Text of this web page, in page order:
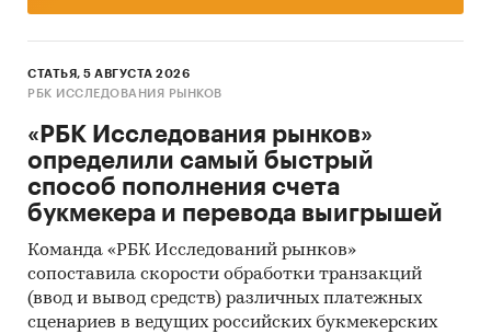
субсидиям и другим формам
Использование современных
статистических методов прогнозирования
на основе макропараметров и факторов для
целевого рынка с учетом текущих и
будущих проектов компаний, с поправкой
на мнение экспертов и представителей
компаний.
СТАТЬЯ, 5 АВГУСТА 2026
РБК ИССЛЕДОВАНИЯ РЫНКОВ
«РБК Исследования рынков»
определили самый быстрый
способ пополнения счета
букмекера и перевода выигрышей
Команда «РБК Исследований рынков»
сопоставила скорости обработки транзакций
(ввод и вывод средств) различных платежных
сценариев в ведущих российских букмекерских